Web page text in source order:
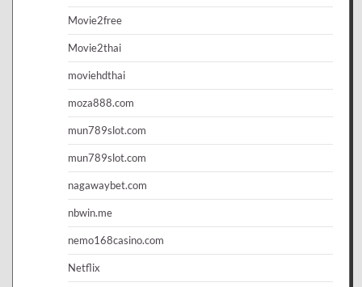
Movie2free
Movie2thai
moviehdthai
moza888.com
mun789slot.com
mun789slot.com
nagawaybet.com
nbwin.me
nemo168casino.com
Netflix